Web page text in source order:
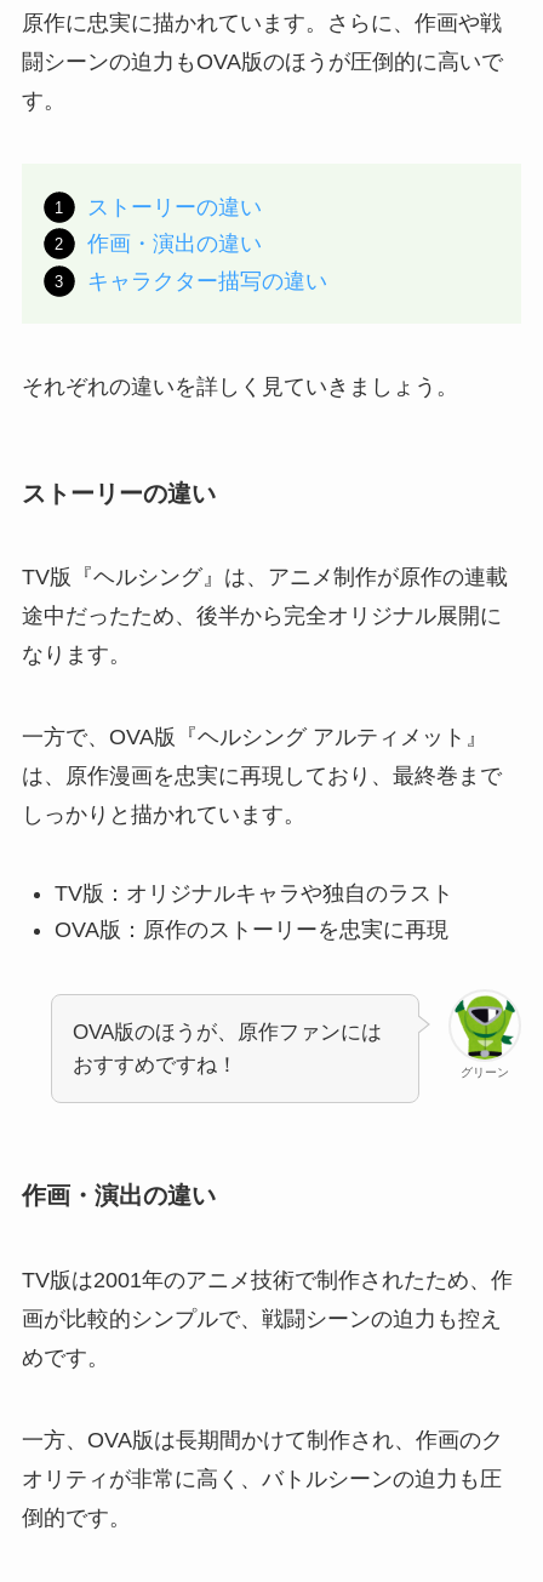
原作に忠実に描かれています。さらに、作画や戦
闘シーンの迫力もOVA版のほうが圧倒的に高いで
す。
ストーリーの違い
作画・演出の違い
キャラクター描写の違い
それぞれの違いを詳しく見ていきましょう。
ストーリーの違い
TV版『ヘルシング』は、アニメ制作が原作の連載
途中だったため、後半から完全オリジナル展開に
なります。
一方で、OVA版『ヘルシング アルティメット』
は、原作漫画を忠実に再現しており、最終巻まで
しっかりと描かれています。
TV版：オリジナルキャラや独自のラスト
OVA版：原作のストーリーを忠実に再現
グリーン
OVA版のほうが、原作ファンには
おすすめですね！
作画・演出の違い
TV版は2001年のアニメ技術で制作されたため、作
画が比較的シンプルで、戦闘シーンの迫力も控え
めです。
一方、OVA版は長期間かけて制作され、作画のク
オリティが非常に高く、バトルシーンの迫力も圧
倒的です。